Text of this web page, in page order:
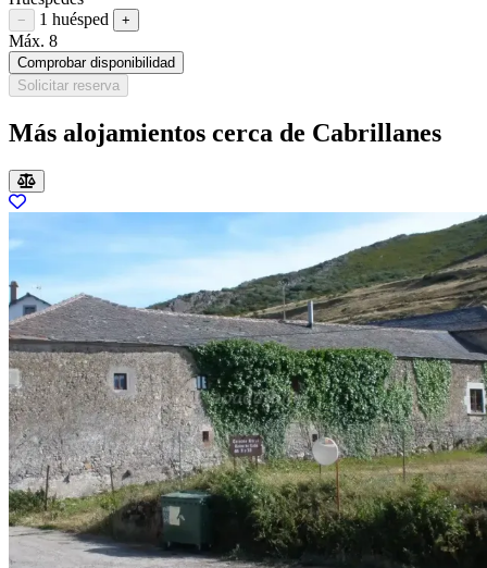
Restar huésped
− 1 huésped Sumar huésped
+
Máx. 8
Comprobar disponibilidad
Solicitar reserva
Más alojamientos cerca de Cabrillanes